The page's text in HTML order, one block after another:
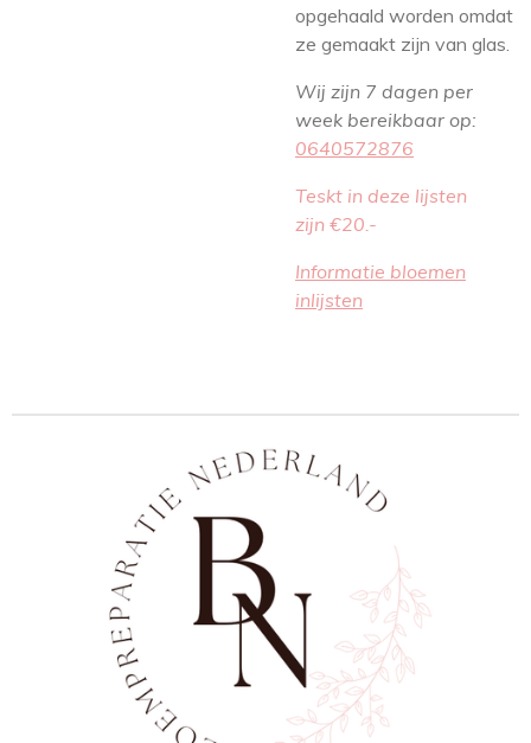
opgehaald worden omdat
ze gemaakt zijn van glas.
Wij zijn 7 dagen per
week bereikbaar op:
0640572876
Teskt in deze lijsten
zijn €20.-
Informatie bloemen
inlijsten